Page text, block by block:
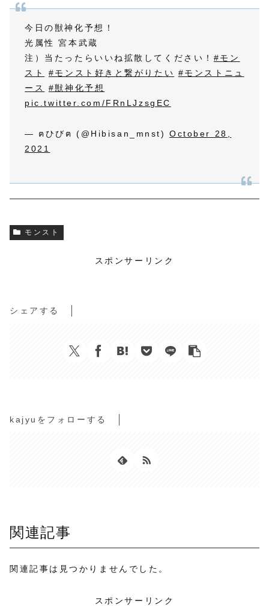
今日の獣神化予想！
光属性 宮本武蔵
注）当たったらいいね拡散してください！ #モン
スト
#モンスト好きと繋がりたい #モンストニュ
ース
#獣神化予想
pic.twitter.com/FRnLJzsgEC
— ฅひびฅ (@Hibisan_mnst)October 28,
2021
モンスト
スポンサーリンク
シェアする
kajyuをフォローする
関連記事
関連記事は見つかりませんでした。
スポンサーリンク